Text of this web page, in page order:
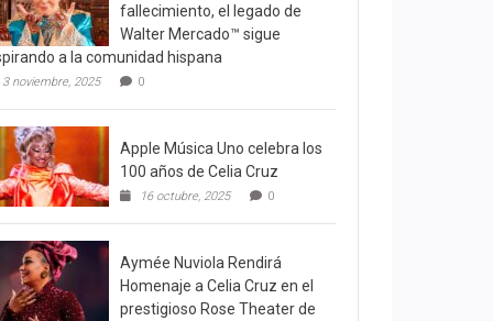
fallecimiento, el legado de
Walter Mercado™ sigue
a la comunidad hispana
3 noviembre, 2025 0
Apple Música Uno celebra los
100 años de Celia Cruz
16 octubre, 2025 0
Aymée Nuviola Rendirá
Homenaje a Celia Cruz en el
prestigioso Rose Theater de